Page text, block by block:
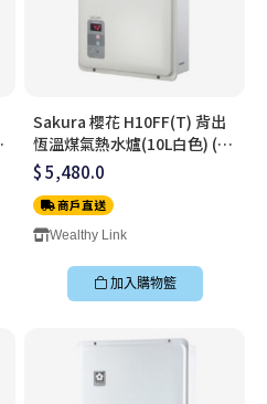
Sakura 櫻花 H10FF(T) 背出
恆溫煤氣熱水爐(10L白色) (連
標準安裝)
$ 5,480.0
商戶直送
Wealthy Link
加入購物籃